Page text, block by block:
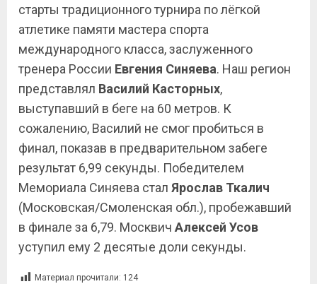
старты традиционного турнира по лёгкой
атлетике памяти мастера спорта
международного класса, заслуженного
тренера России Евгения Синяева. Наш регион
представлял Василий Касторных,
выступавший в беге на 60 метров. К
сожалению, Василий не смог пробиться в
финал, показав в предварительном забеге
результат 6,99 секунды. Победителем
Мемориала Синяева стал Ярослав Ткалич
(Московская/Смоленская обл.), пробежавший
в финале за 6,79. Москвич Алексей Усов
уступил ему 2 десятые доли секунды.
Материал прочитали: 124